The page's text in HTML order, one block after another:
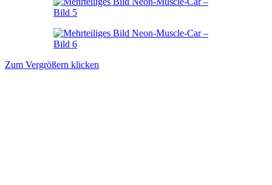
Zum Vergrößern klicken